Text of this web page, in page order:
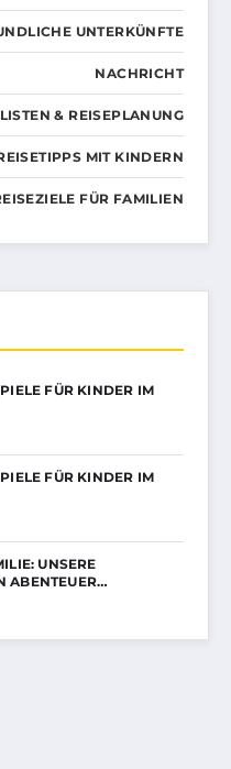
UNTERKÜNFTE
NACHRICHT
& REISEPLANUNG
MIT KINDERN
FÜR FAMILIEN
FÜR KINDER IM
FÜR KINDER IM
UNSERE
ABENTEUER…